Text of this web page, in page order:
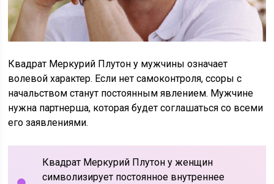
Квадрат Меркурий Плутон у мужчины означает
волевой характер. Если нет самоконтроля, ссоры с
начальством станут постоянным явлением. Мужчине
нужна партнерша, которая будет соглашаться со всеми
его заявлениями.
Квадрат Меркурий Плутон у женщин
символизирует постоянное внутреннее